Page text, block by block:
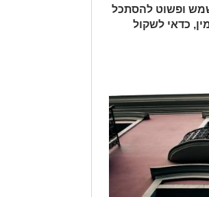
ופשוט להסתכל
כדאי לשקול